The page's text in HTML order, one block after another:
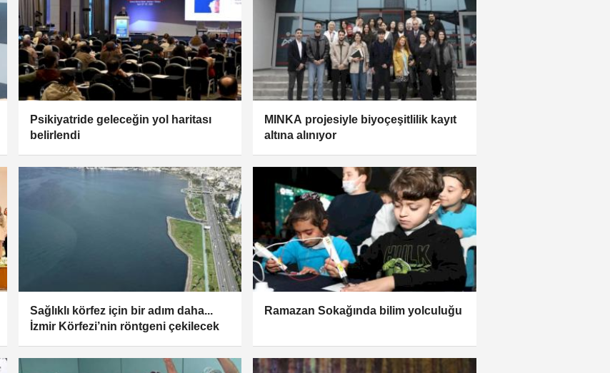
Psikiyatride geleceğin yol haritası
belirlendi
MINKA projesiyle biyoçeşitlilik kayıt
altına alınıyor
Sağlıklı körfez için bir adım daha...
İzmir Körfezi’nin röntgeni çekilecek
Ramazan Sokağında bilim yolculuğu